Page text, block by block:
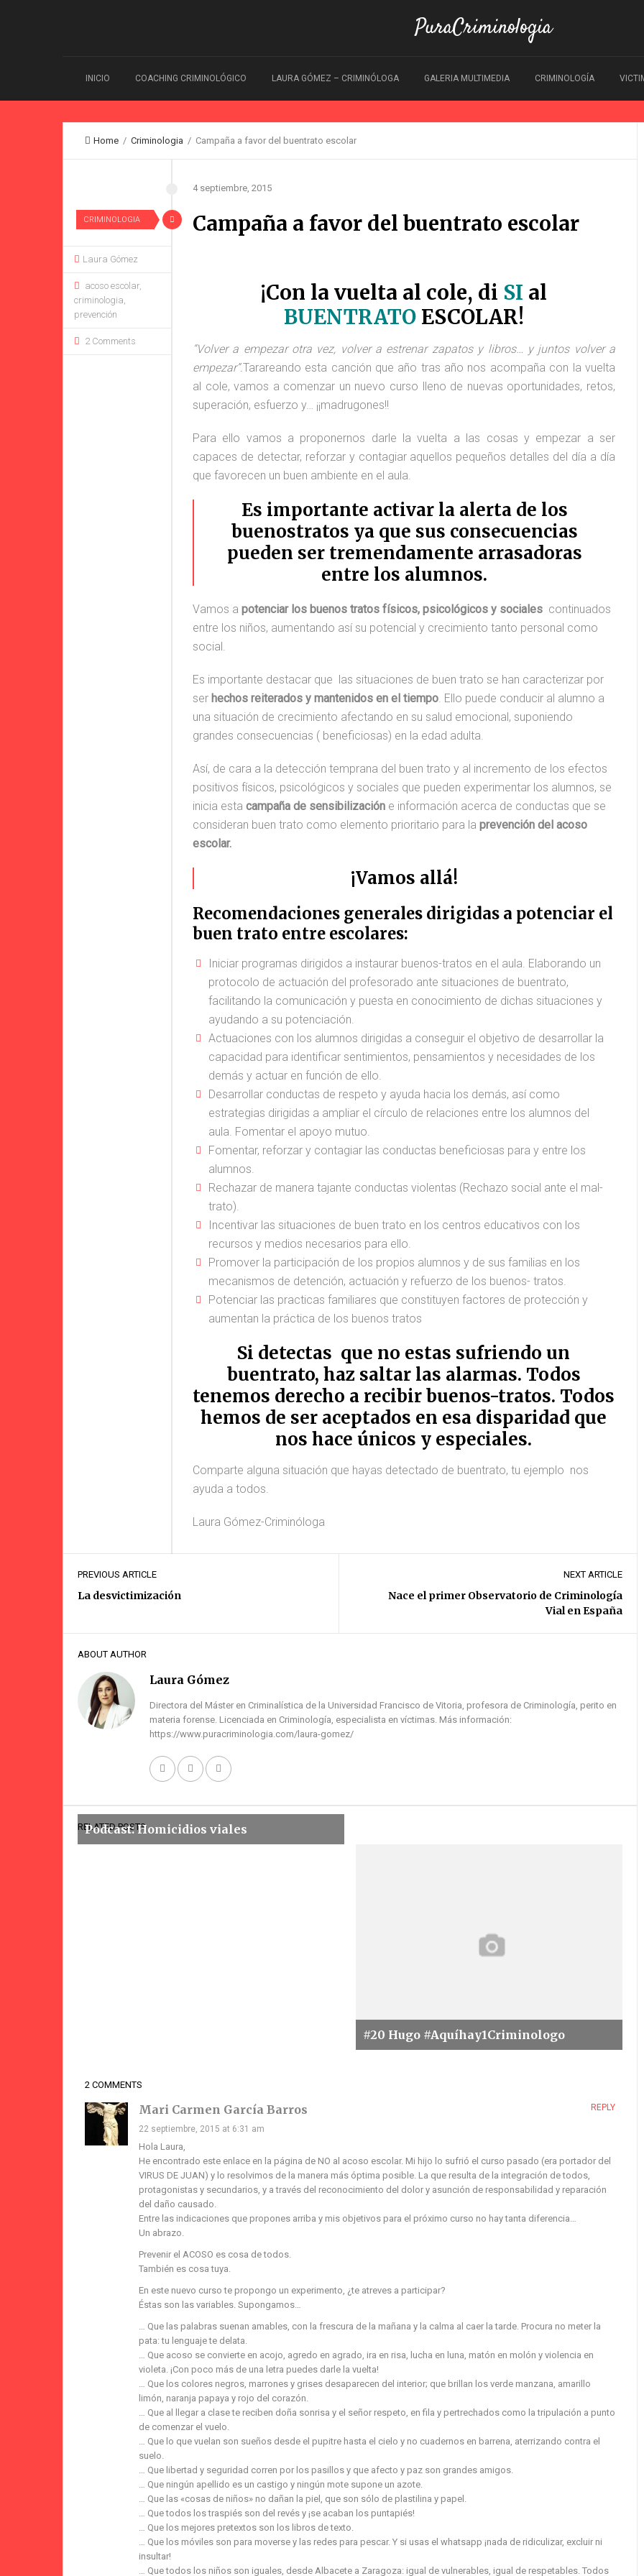
PuraCriminologia
INICIO COACHING CRIMINOLÓGICO LAURA GÓMEZ – CRIMINÓLOGA GALERIA MULTIMEDIA CRIMINOLOGÍA
Home / Criminologia / Campaña a favor del buentrato escolar
CRIMINOLOGIA
4 septiembre, 2015
Campaña a favor del buentrato escolar
Laura Gómez
acoso escolar,
criminologia,
prevención
2 Comments
¡Con la vuelta al cole, di SI al
BUENTRATOESCOLAR!
“Volver a empezar otra vez, volver a estrenar zapatos y libros… y juntos volver a
empezar”.Tarareando esta canción que año tras año nos acompaña con la vuelta
al cole, vamos a comenzar un nuevo curso lleno de nuevas oportunidades, retos,
superación, esfuerzo y… ¡¡madrugones!!
Para ello vamos a proponernos darle la vuelta a las cosas y empezar a ser
capaces de detectar, reforzar y contagiar aquellos pequeños detalles del día a día
que favorecen un buen ambiente en el aula.
Es importante activar la alerta de los
buenostratos ya que sus consecuencias
pueden ser tremendamente arrasadoras
entre los alumnos.
Vamos a potenciar los buenos tratos físicos, psicológicos y sociales continuados
entre los niños, aumentando así su potencial y crecimiento tanto personal como
social.
Es importante destacar que las situaciones de buen trato se han caracterizar por
ser hechos reiterados y mantenidos en el tiempo. Ello puede conducir al alumno a
una situación de crecimiento afectando en su salud emocional, suponiendo
grandes consecuencias ( beneficiosas) en la edad adulta.
Así, de cara a la detección temprana del buen trato y al incremento de los efectos
positivos físicos, psicológicos y sociales que pueden experimentar los alumnos, se
inicia esta campaña de sensibilización e información acerca de conductas que se
consideran buen trato como elemento prioritario para la prevención del acoso
escolar.
¡Vamos allá!
Recomendaciones generales dirigidas a potenciar el
buen trato entre escolares:
Iniciar programas dirigidos a instaurar buenos-tratos en el aula. Elaborando un
protocolo de actuación del profesorado ante situaciones de buentrato,
facilitando la comunicación y puesta en conocimiento de dichas situaciones y
ayudando a su potenciación.
Actuaciones con los alumnos dirigidas a conseguir el objetivo de desarrollar la
capacidad para identificar sentimientos, pensamientos y necesidades de los
demás y actuar en función de ello.
Desarrollar conductas de respeto y ayuda hacia los demás, así como
estrategias dirigidas a ampliar el círculo de relaciones entre los alumnos del
aula. Fomentar el apoyo mutuo.
Fomentar, reforzar y contagiar las conductas beneficiosas para y entre los
alumnos.
Rechazar de manera tajante conductas violentas (Rechazo social ante el mal-
trato).
Incentivar las situaciones de buen trato en los centros educativos con los
recursos y medios necesarios para ello.
Promover la participación de los propios alumnos y de sus familias en los
mecanismos de detención, actuación y refuerzo de los buenos- tratos.
Potenciar las practicas familiares que constituyen factores de protección y
aumentan la práctica de los buenos tratos
Si detectas que no estas sufriendo un
buentrato, haz saltar las alarmas. Todos
tenemos derecho a recibir buenos-tratos. Todos
hemos de ser aceptados en esa disparidad que
nos hace únicos y especiales.
Comparte alguna situación que hayas detectado de buentrato, tu ejemplo nos
ayuda a todos.
Laura Gómez-Criminóloga
PREVIOUS ARTICLE
La desvictimización
NEXT ARTICLE
Nace el primer Observatorio de Criminología
Vial en España
ABOUT AUTHOR
Laura Gómez
Directora del Máster en Criminalística de la Universidad Francisco de Vitoria, profesora de Criminología, perito en
materia forense. Licenciada en Criminología, especialista en víctimas. Más información:
https://www.puracriminologia.com/laura-gomez/
RELATED POSTS
Podcast: Homicidios viales
#20 Hugo #Aquíhay1Criminologo
2 COMMENTS
Mari Carmen García Barros REPLY
22 septiembre, 2015 at 6:31 am
Hola Laura,
He encontrado este enlace en la página de NO al acoso escolar. Mi hijo lo sufrió el curso pasado (era portador del
VIRUS DE JUAN) y lo resolvimos de la manera más óptima posible. La que resulta de la integración de todos,
protagonistas y secundarios, y a través del reconocimiento del dolor y asunción de responsabilidad y reparación
del daño causado.
Entre las indicaciones que propones arriba y mis objetivos para el próximo curso no hay tanta diferencia…
Un abrazo.
Prevenir el ACOSO es cosa de todos.
También es cosa tuya.
En este nuevo curso te propongo un experimento, ¿te atreves a participar?
Éstas son las variables. Supongamos…
… Que las palabras suenan amables, con la frescura de la mañana y la calma al caer la tarde. Procura no meter la
pata: tu lenguaje te delata.
… Que acoso se convierte en acojo, agredo en agrado, ira en risa, lucha en luna, matón en molón y violencia en
violeta. ¡Con poco más de una letra puedes darle la vuelta!
… Que los colores negros, marrones y grises desaparecen del interior; que brillan los verde manzana, amarillo
limón, naranja papaya y rojo del corazón.
… Que al llegar a clase te reciben doña sonrisa y el señor respeto, en fila y pertrechados como la tripulación a punto
de comenzar el vuelo.
… Que lo que vuelan son sueños desde el pupitre hasta el cielo y no cuadernos en barrena, aterrizando contra el
suelo.
… Que libertad y seguridad corren por los pasillos y que afecto y paz son grandes amigos.
… Que ningún apellido es un castigo y ningún mote supone un azote.
… Que las «cosas de niños» no dañan la piel, que son sólo de plastilina y papel.
… Que todos los traspiés son del revés y ¡se acaban los puntapiés!
… Que los mejores pretextos son los libros de texto.
… Que los móviles son para moverse y las redes para pescar. Y si usas el whatsapp ¡nada de ridiculizar, excluir ni
insultar!
… Que todos los niños son iguales, desde Albacete a Zaragoza: igual de vulnerables, igual de respetables. Todos
#20 Hugo
#Aquíhay1Criminologo
#18 María de Sebastián
#aquíhay1criminólogo